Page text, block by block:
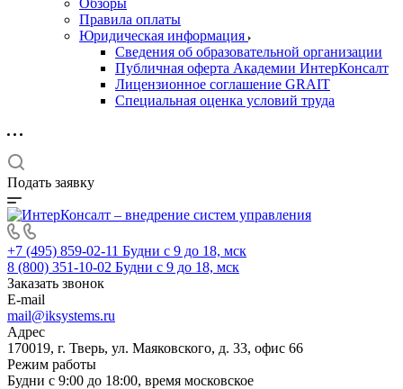
Обзоры
Правила оплаты
Юридическая информация
Сведения об образовательной организации
Публичная оферта Академии ИнтерКонсалт
Лицензионное соглашение GRAIT
Специальная оценка условий труда
Подать заявку
+7 (495) 859-02-11 Будни с 9 до 18, мск
8 (800) 351-10-02 Будни с 9 до 18, мск
Заказать звонок
E-mail
mail@iksystems.ru
Адрес
170019, г. Тверь, ул. Маяковского, д. 33, офис 66
Режим работы
Будни с 9:00 до 18:00, время московское